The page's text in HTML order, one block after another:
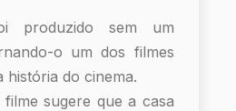
produzido sem um
o um dos filmes
história do cinema.
sugere que a casa